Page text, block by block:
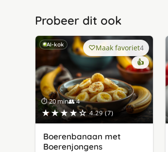
Probeer dit ook
AI-kok
⏱ 20 min👥 4
★★★★☆ 4.29 (7)
Maak favoriet4
👍
Boerenbanaan met
Boerenjongens